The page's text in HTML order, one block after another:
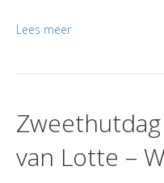
Lees meer
van Lotte –